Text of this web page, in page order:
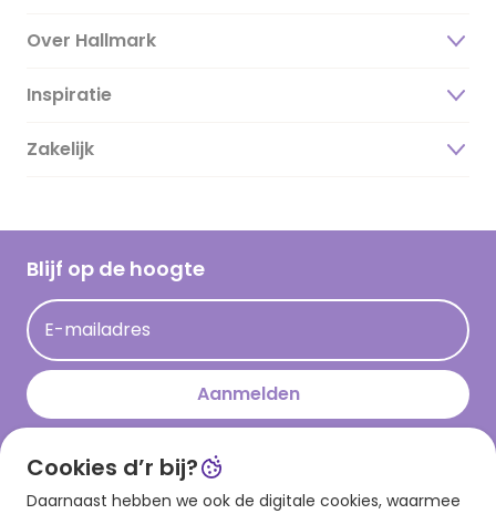
Over Hallmark
Over ons
Duurzaamheid
Hallmark Kaartclub
Acties
Persberichten
Hallmark en Kinderpostzegels
Inspiratie
Magazine
Cadeau inspiratie
Kaartinspiratie
Zakelijk
Blijf op de hoogte
E-mailadres
Aanmelden
Download onze app
Cookies d’r bij?
Daarnaast hebben we ook de digitale cookies, waarmee